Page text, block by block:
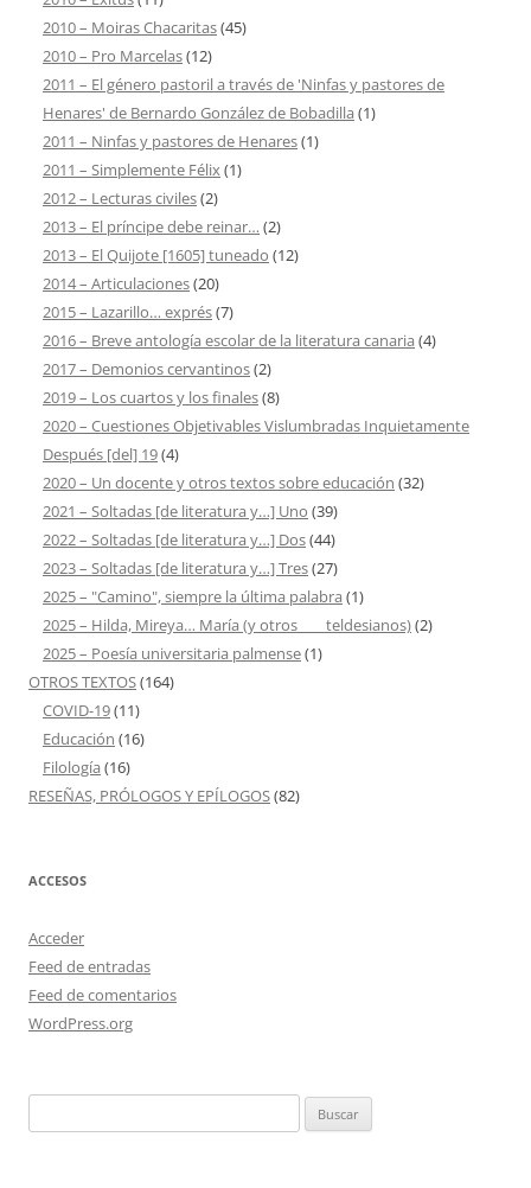
2010 – Moiras Chacaritas(45)
2010 – Pro Marcelas(12)
2011 – El género pastoril a través de 'Ninfas y pastores de
Henares' de Bernardo González de Bobadilla (1)
2011 – Ninfas y pastores de Henares(1)
2011 – Simplemente Félix(1)
2012 – Lecturas civiles(2)
2013 – El príncipe debe reinar… (2)
2013 – El Quijote [1605] tuneado (12)
2014 – Articulaciones(20)
2015 – Lazarillo… exprés(7)
2016 – Breve antología escolar de la literatura canaria (4)
2017 – Demonios cervantinos(2)
2019 – Los cuartos y los finales(8)
2020 – Cuestiones Objetivables Vislumbradas Inquietamente
Después [del] 19(4)
2020 – Un docente y otros textos sobre educación (32)
2021 – Soltadas [de literatura y…] Uno (39)
2022 – Soltadas [de literatura y…] Dos(44)
2023 – Soltadas [de literatura y…] Tres(27)
2025 – "Camino", siempre la última palabra (1)
2025 – Hilda, Mireya… María (y otros ___ teldesianos)(2)
2025 – Poesía universitaria palmense(1)
OTROS TEXTOS(164)
COVID-19(11)
Educación (16)
Filología (16)
RESEÑAS, PRÓLOGOS Y EPÍLOGOS(82)
ACCESOS
Acceder
Feed de entradas
Feed de comentarios
WordPress.org